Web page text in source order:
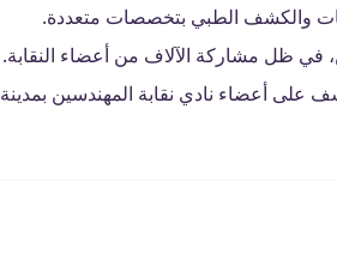
والكشف الطبي بتخصصات متعددة.
في ظل مشاركة الآلاف من أعضاء النقابة.
أعضاء نادي نقابة المهندسين بمدينة